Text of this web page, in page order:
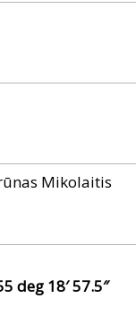
Mikolaitis
deg 18′ 57.5″